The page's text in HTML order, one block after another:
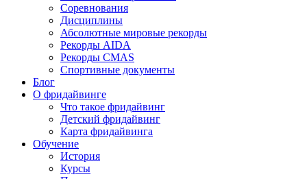
Соревнования
Дисциплины
Абсолютные мировые рекорды
Рекорды AIDA
Рекорды CMAS
Спортивные документы
Блог
О фридайвинге
Что такое фридайвинг
Детский фридайвинг
Карта фридайвинга
Обучение
История
Курсы